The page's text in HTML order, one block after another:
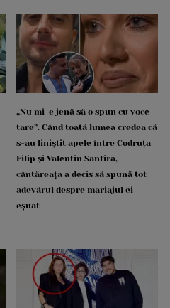
„Nu mi-e jenă să o spun cu voce
tare”. Când toată lumea credea că
s-au liniștit apele între Codruța
Filip și Valentin Sanfira,
cântăreața a decis să spună tot
adevărul despre mariajul ei
eșuat